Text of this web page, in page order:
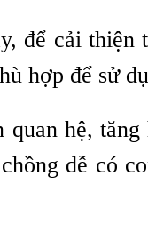
để cải thiện
hợp để sử
hệ,
dễ có